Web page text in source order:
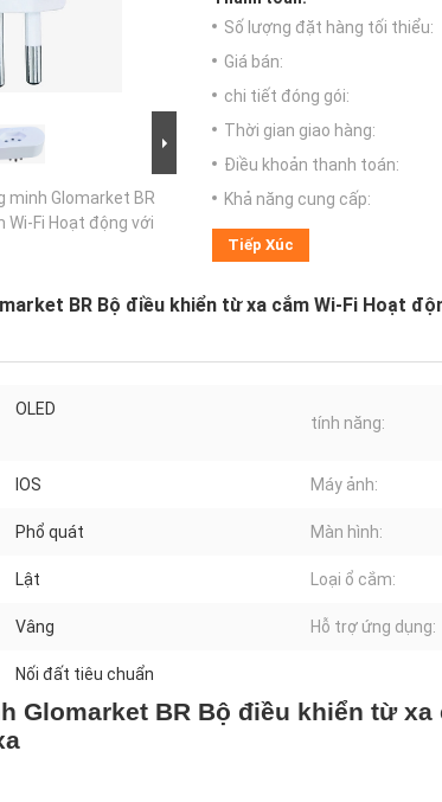
minh Glomarket BR
Wi-Fi Hoạt động với
Số lượng đặt hàng tối thiểu:
Giá bán:
chi tiết đóng gói:
Thời gian giao hàng:
Điều khoản thanh toán:
Khả năng cung cấp:
Tiếp Xúc
BR Bộ điều khiển từ xa cắm Wi-Fi Hoạt
OLED
tính năng:
IOS Máy ảnh:
Phổ quát Màn hình:
Lật Loại ổ cắm:
Vâng Hỗ trợ ứng dụng:
Nối đất tiêu chuẩn
Glomarket BR Bộ điều khiển từ